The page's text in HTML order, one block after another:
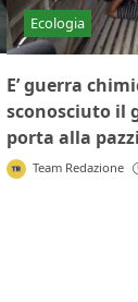
Ecologia
E’ guerra
sconosciuto il
porta alla
Team Redazione